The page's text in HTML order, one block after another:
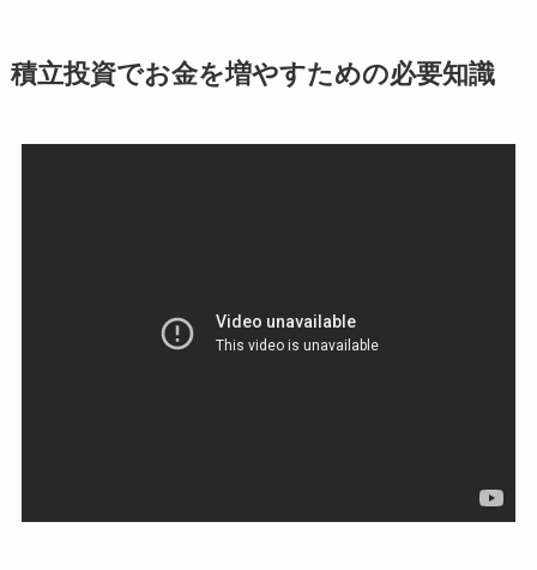
積立投資でお金を増やすための必要知識